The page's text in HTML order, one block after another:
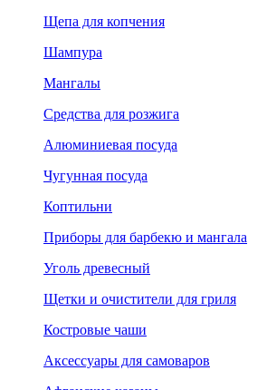
Щепа для копчения
Шампура
Мангалы
Средства для розжига
Алюминиевая посуда
Чугунная посуда
Коптильни
Приборы для барбекю и мангала
Уголь древесный
Щетки и очистители для гриля
Костровые чаши
Аксессуары для самоваров